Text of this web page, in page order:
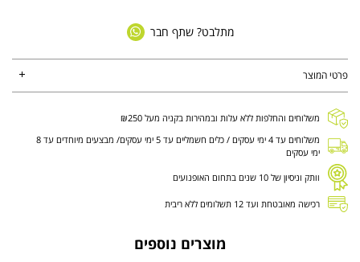
מתלבט? שתף חבר
פרטי המוצר
משלוחים והחלפות ללא עלות ובמהירות בקניה מעל ₪250
משלוחים עד 4 ימי עסקים / כלים חשמליים עד 5 ימי עסקים/ מבצעים מיוחדים עד 8
ימי עסקים
וותק וניסיון של 10 שנים בתחום האופנועים
רכישה מאובטחת ועד 12 תשלומים ללא ריבית
מוצרים נוספים